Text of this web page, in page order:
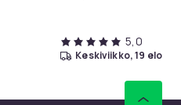
5,0
keskiviikko, 19 elo